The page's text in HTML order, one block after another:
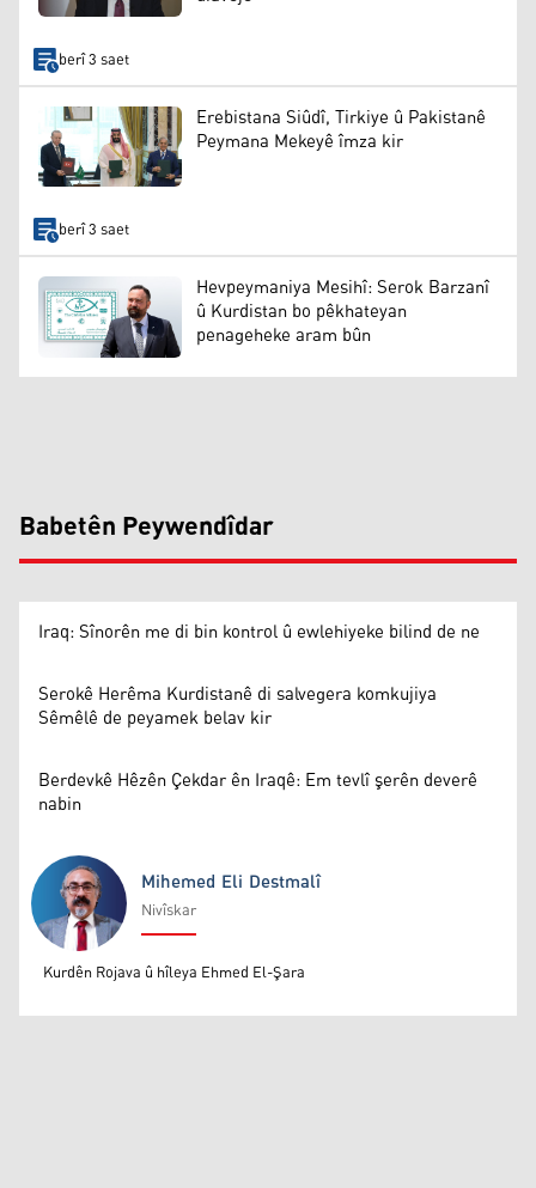
berî 3 saet
Erebistana Siûdî, Tirkiye û Pakistanê
Peymana Mekeyê îmza kir
berî 3 saet
Hevpeymaniya Mesihî: Serok Barzanî
û Kurdistan bo pêkhateyan
penageheke aram bûn
Babetên Peywendîdar
Iraq: Sînorên me di bin kontrol û ewlehiyeke bilind de ne
Serokê Herêma Kurdistanê di salvegera komkujiya
Sêmêlê de peyamek belav kir
Berdevkê Hêzên Çekdar ên Iraqê: Em tevlî şerên deverê
nabin
Mihemed Eli Destmalî
Mihemed Eli Destmalî
Nivîskar
Kurdên Rojava û hîleya Ehmed El-Şara